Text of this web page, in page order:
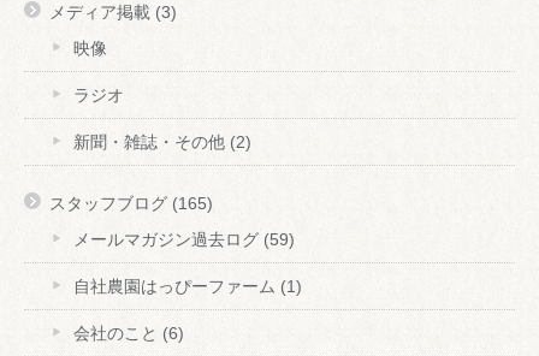
メディア掲載 (3)
映像
ラジオ
新聞・雑誌・その他 (2)
スタッフブログ (165)
メールマガジン過去ログ (59)
自社農園はっぴーファーム (1)
会社のこと (6)